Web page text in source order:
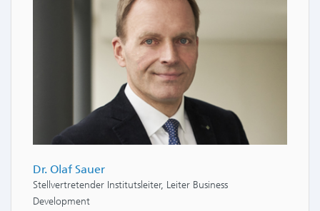
Dr. Olaf Sauer
Stellvertretender Institutsleiter, Leiter Business
Development